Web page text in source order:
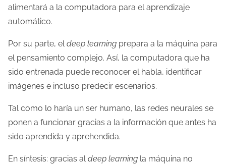
alimentará a la computadora para el aprendizaje
automático.
Por su parte, el deep learning prepara a la máquina para
el pensamiento complejo. Así, la computadora que ha
sido entrenada puede reconocer el habla, identificar
imágenes e incluso predecir escenarios.
Tal como lo haría un ser humano, las redes neurales se
ponen a funcionar gracias a la información que antes ha
sido aprendida y aprehendida.
En síntesis: gracias al deep learning la máquina no